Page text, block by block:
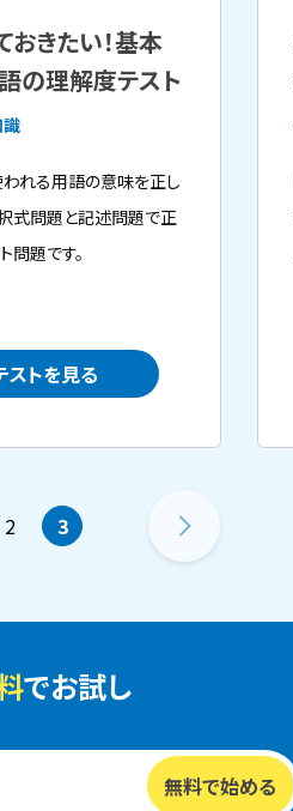
きたい！基本
の理解度テスト
れる用語の意味を正し
式問題と記述問題で正
問題です。
ストを見る
2 3
でお試し